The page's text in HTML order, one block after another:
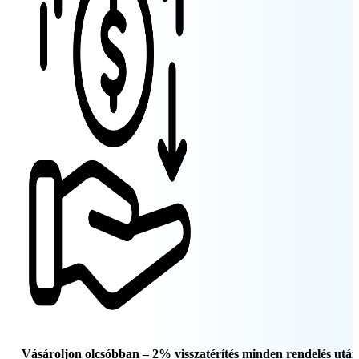
Vásároljon olcsóbban – 2% visszatérítés minden rendelés után